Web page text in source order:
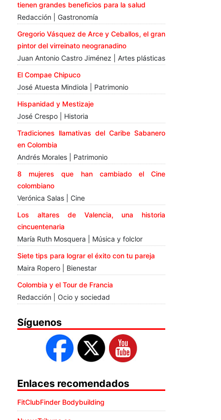
tienen grandes beneficios para la salud
Redacción | Gastronomía
Gregorio Vásquez de Arce y Ceballos, el gran
pintor del virreinato neogranadino
Juan Antonio Castro Jiménez | Artes plásticas
El Compae Chipuco
José Atuesta Mindiola | Patrimonio
Hispanidad y Mestizaje
José Crespo | Historia
Tradiciones llamativas del Caribe Sabanero
en Colombia
Andrés Morales | Patrimonio
8 mujeres que han cambiado el Cine
colombiano
Verónica Salas | Cine
Los altares de Valencia, una historia
cincuentenaria
María Ruth Mosquera | Música y folclor
Siete tips para lograr el éxito con tu pareja
Maira Ropero | Bienestar
Colombia y el Tour de Francia
Redacción | Ocio y sociedad
Síguenos
Enlaces recomendados
FitClubFinder Bodybuilding